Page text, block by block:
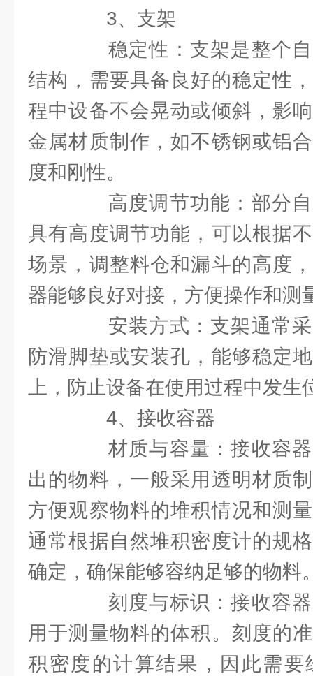
3、支架
稳定性：支架是整个自
结构，需要具备良好的稳定性
程中设备不会晃动或倾斜，影
金属材质制作，如不锈钢或铝
度和刚性。
高度调节功能：部分自
具有高度调节功能，可以根据
场景，调整料仓和漏斗的高度
器能够良好对接，方便操作和测
安装方式：支架通常采
防滑脚垫或安装孔，能够稳定
上，防止设备在使用过程中发生
4、接收容器
材质与容量：接收容器
出的物料，一般采用透明材质
方便观察物料的堆积情况和测
通常根据自然堆积密度计的规
确定，确保能够容纳足够的物料
刻度与标识：接收容器
用于测量物料的体积。刻度的
积密度的计算结果，因此需要